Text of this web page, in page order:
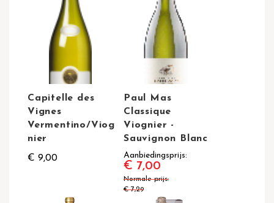
Capitelle des
Vignes
Vermentino/Viog
nier
€ 9,00
Paul Mas
Classique
Viognier -
Sauvignon Blanc
Aanbiedingsprijs
€ 7,00
Normale prijs
€ 7,29